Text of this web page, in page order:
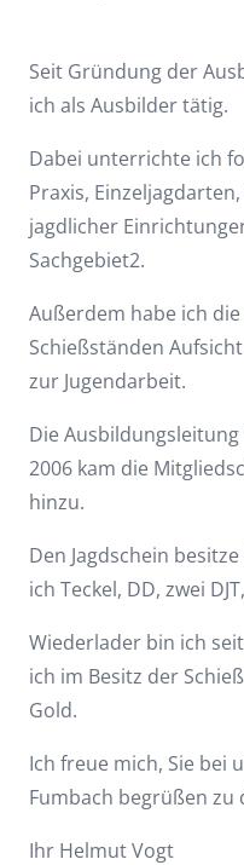
Seit Gründung der
ich als Ausbilder tätig.
Dabei unterrichte ich
Praxis,
jagdlicher
Sachgebiet2.
Außerdem habe ich
Schießständen
zur Jugendarbeit.
Die
2006 kam die
hinzu.
Den Jagdschein
ich Teckel, DD, zwei
Wiederlader bin ich
ich im Besitz der
Gold.
Ich freue mich, Sie bei
Fumbach begrüßen zu
Ihr Helmut Vogt